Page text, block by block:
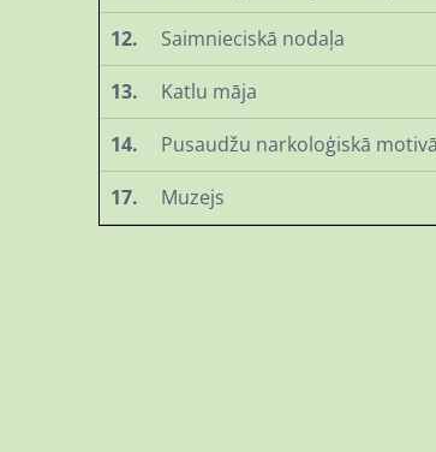
12.
Saimnieciskā nodaļa
13.
Katlu māja
14.
Pusaudžu narkoloģiskā
17.
Muzejs